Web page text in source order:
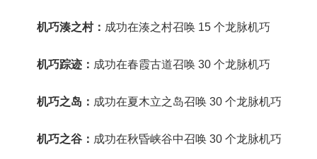
机巧湊之村： 成功在湊之村召唤 15 个龙脉机巧
机巧踪迹： 成功在春霞古道召唤 30 个龙脉机巧
机巧之岛： 成功在夏木立之岛召唤 30 个龙脉机巧
机巧之谷： 成功在秋昏峡谷中召唤 30 个龙脉机巧